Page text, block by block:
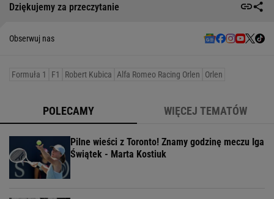
Dziękujemy za przeczytanie
Obserwuj nas
Formuła 1 F1 Robert Kubica Alfa Romeo Racing Orlen Orlen
POLECAMY WIĘCEJ TEMATÓW
Pilne wieści z Toronto! Znamy godzinę meczu Iga
Świątek - Marta Kostiuk